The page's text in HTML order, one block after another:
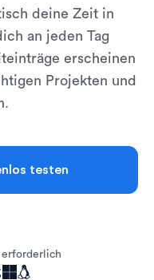
deine Zeit in
an jeden Tag
erscheinen
Projekten und
testen